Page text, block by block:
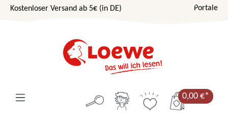
Zum Hauptinhalt springen
Kostenloser Versand ab 5€ (in DE) Portale
0,00 €*